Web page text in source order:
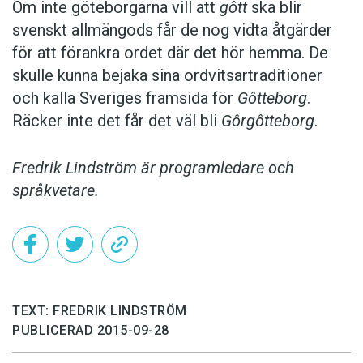
Om inte göteborgarna vill att gôttska blir
svenskt allmängods får de nog vidta åtgärder
för att förankra ordet där det hör hemma. De
skulle kunna bejaka sina ordvitsartraditioner
och kalla Sveriges framsida för Gôtteborg.
Räcker inte det får det väl bli Gôrgôtteborg.
Fredrik Lindström är programledare och
språkvetare.
TEXT: FREDRIK LINDSTRÖM
PUBLICERAD 2015-09-28